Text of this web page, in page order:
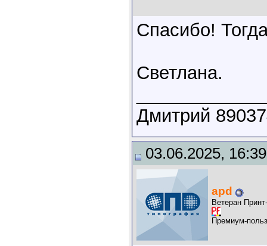
Спасибо!
Светлана.
Дмитрий
03.06.2025, 16:39
apd
Ветеран
Премиум-